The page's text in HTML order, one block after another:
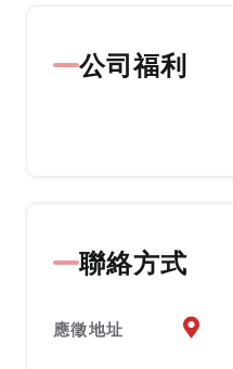
公司福利
聯絡方式
應徵地址 應徵